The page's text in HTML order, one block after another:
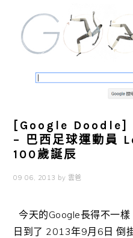
[Google Doodle]
– 巴西足球運動
100歲誕辰
09 06, 2013 by 雲爸
今天的Google長得不一
日到了 2013年9月6日 倒